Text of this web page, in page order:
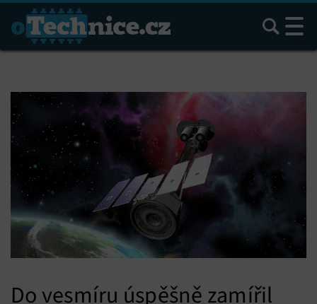
Hledat
Do vesmíru úspěšně zamířil